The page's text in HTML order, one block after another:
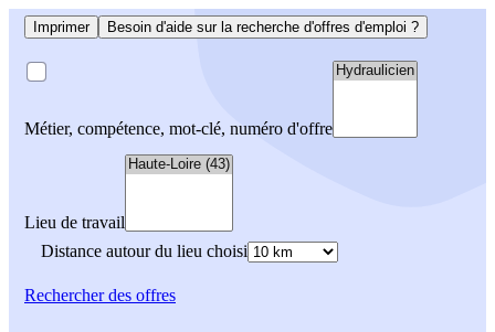
Imprimer Besoin d'aide sur la recherche d'offres d'emploi ?
Métier, compétence, mot-clé, numéro d'offre
Lieu de travail
Distance autour du lieu choisi
Rechercherdes offres